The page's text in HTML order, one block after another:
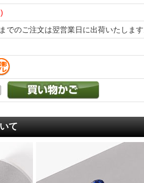
でのご注文は翌営業日に出荷いたします
て